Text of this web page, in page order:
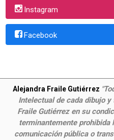
Instagram
Facebook
Alejandra Fraile Gutiérrez "
Intelectual de cada dibujo
Fraile Gutiérrez en su
terminantemente prohibida
comunicación pública o